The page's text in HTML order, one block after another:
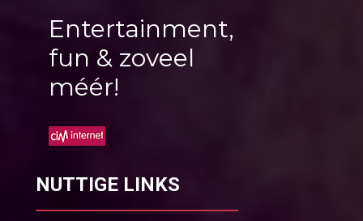
Entertainment,
fun & zoveel
méér!
NUTTIGE LINKS